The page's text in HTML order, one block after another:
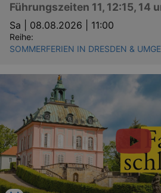
Führungszeiten 11, 12:15, 14
Sa | 08.08.2026 | 11:00
Reihe:
SOMMERFERIEN IN DRESDEN &